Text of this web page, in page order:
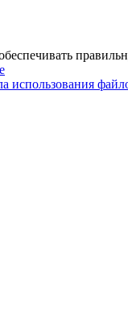
использования